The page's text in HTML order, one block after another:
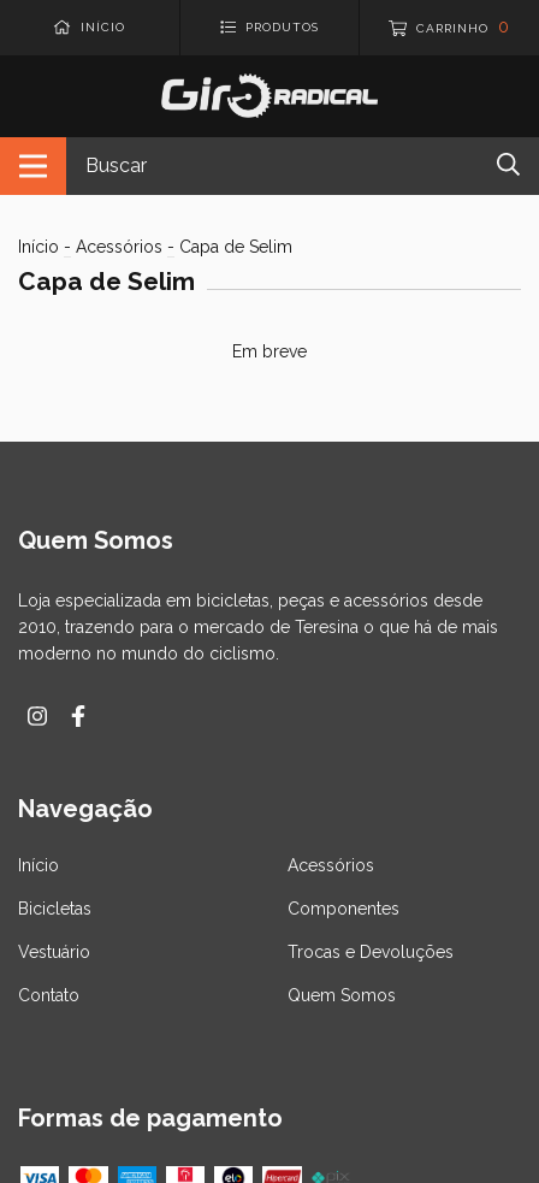
INÍCIO PRODUTOS CARRINHO 0
Início - Acessórios - Capa de Selim
Capa de Selim
Em breve
Quem Somos
Loja especializada em bicicletas, peças e acessórios desde
2010, trazendo para o mercado de Teresina o que há de mais
moderno no mundo do ciclismo.
Navegação
Início Acessórios
Bicicletas Componentes
Vestuário Trocas e Devoluções
Contato Quem Somos
Formas de pagamento